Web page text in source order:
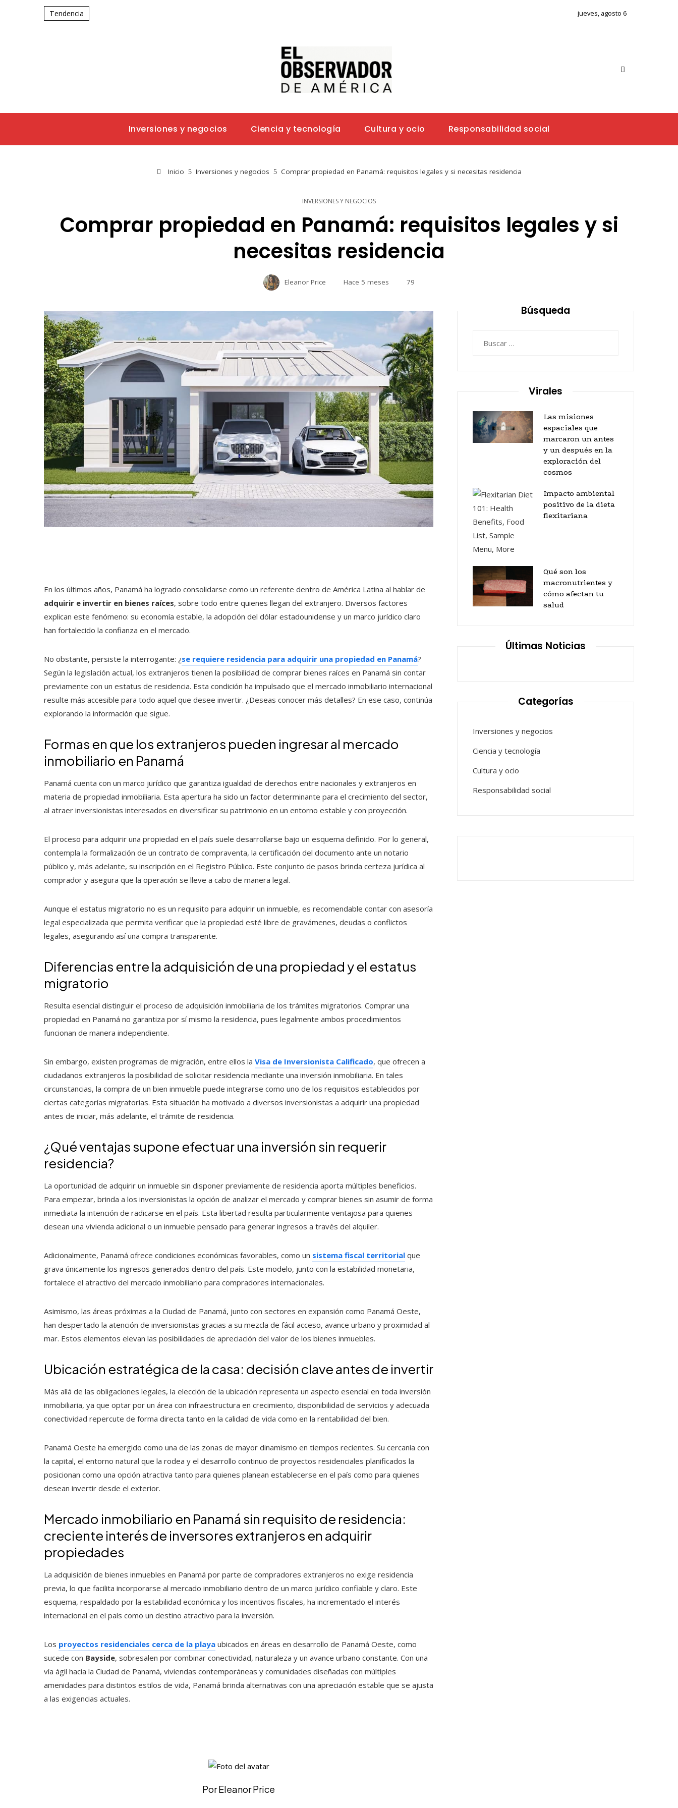
Tendencia jueves, agosto 6
Inversiones y negocios Ciencia y tecnología Cultura y ocio Responsabilidad social
Inicio Inversiones y negocios Comprar propiedad en Panamá: requisitos legales y si necesitas residencia
INVERSIONES Y NEGOCIOS
Comprar propiedad en Panamá: requisitos legales y si
necesitas residencia
Eleanor Price Hace 5 meses 79
En los últimos años, Panamá ha logrado consolidarse como un referente dentro de América Latina al hablar de
adquirir e invertir en bienes raíces, sobre todo entre quienes llegan del extranjero. Diversos factores
explican este fenómeno: su economía estable, la adopción del dólar estadounidense y un marco jurídico claro
han fortalecido la confianza en el mercado.
No obstante, persiste la interrogante: ¿se requiere residencia para adquirir una propiedad en Panamá?
Según la legislación actual, los extranjeros tienen la posibilidad de comprar bienes raíces en Panamá sin contar
previamente con un estatus de residencia. Esta condición ha impulsado que el mercado inmobiliario internacional
resulte más accesible para todo aquel que desee invertir. ¿Deseas conocer más detalles? En ese caso, continúa
explorando la información que sigue.
Formas en que los extranjeros pueden ingresar al mercado
inmobiliario en Panamá
Panamá cuenta con un marco jurídico que garantiza igualdad de derechos entre nacionales y extranjeros en
materia de propiedad inmobiliaria. Esta apertura ha sido un factor determinante para el crecimiento del sector,
al atraer inversionistas interesados en diversificar su patrimonio en un entorno estable y con proyección.
El proceso para adquirir una propiedad en el país suele desarrollarse bajo un esquema definido. Por lo general,
contempla la formalización de un contrato de compraventa, la certificación del documento ante un notario
público y, más adelante, su inscripción en el Registro Público. Este conjunto de pasos brinda certeza jurídica al
comprador y asegura que la operación se lleve a cabo de manera legal.
Aunque el estatus migratorio no es un requisito para adquirir un inmueble, es recomendable contar con asesoría
legal especializada que permita verificar que la propiedad esté libre de gravámenes, deudas o conflictos
legales, asegurando así una compra transparente.
Diferencias entre la adquisición de una propiedad y el estatus
migratorio
Resulta esencial distinguir el proceso de adquisición inmobiliaria de los trámites migratorios. Comprar una
propiedad en Panamá no garantiza por sí mismo la residencia, pues legalmente ambos procedimientos
funcionan de manera independiente.
Sin embargo, existen programas de migración, entre ellos la Visa de Inversionista Calificado, que ofrecen a
ciudadanos extranjeros la posibilidad de solicitar residencia mediante una inversión inmobiliaria. En tales
circunstancias, la compra de un bien inmueble puede integrarse como uno de los requisitos establecidos por
ciertas categorías migratorias. Esta situación ha motivado a diversos inversionistas a adquirir una propiedad
antes de iniciar, más adelante, el trámite de residencia.
¿Qué ventajas supone efectuar una inversión sin requerir
residencia?
La oportunidad de adquirir un inmueble sin disponer previamente de residencia aporta múltiples beneficios.
Para empezar, brinda a los inversionistas la opción de analizar el mercado y comprar bienes sin asumir de forma
inmediata la intención de radicarse en el país. Esta libertad resulta particularmente ventajosa para quienes
desean una vivienda adicional o un inmueble pensado para generar ingresos a través del alquiler.
Adicionalmente, Panamá ofrece condiciones económicas favorables, como un sistema fiscal territorial que
grava únicamente los ingresos generados dentro del país. Este modelo, junto con la estabilidad monetaria,
fortalece el atractivo del mercado inmobiliario para compradores internacionales.
Asimismo, las áreas próximas a la Ciudad de Panamá, junto con sectores en expansión como Panamá Oeste,
han despertado la atención de inversionistas gracias a su mezcla de fácil acceso, avance urbano y proximidad al
mar. Estos elementos elevan las posibilidades de apreciación del valor de los bienes inmuebles.
Ubicación estratégica de la casa: decisión clave antes de invertir
Más allá de las obligaciones legales, la elección de la ubicación representa un aspecto esencial en toda inversión
inmobiliaria, ya que optar por un área con infraestructura en crecimiento, disponibilidad de servicios y adecuada
conectividad repercute de forma directa tanto en la calidad de vida como en la rentabilidad del bien.
Panamá Oeste ha emergido como una de las zonas de mayor dinamismo en tiempos recientes. Su cercanía con
la capital, el entorno natural que la rodea y el desarrollo continuo de proyectos residenciales planificados la
posicionan como una opción atractiva tanto para quienes planean establecerse en el país como para quienes
desean invertir desde el exterior.
Mercado inmobiliario en Panamá sin requisito de residencia:
creciente interés de inversores extranjeros en adquirir
propiedades
La adquisición de bienes inmuebles en Panamá por parte de compradores extranjeros no exige residencia
previa, lo que facilita incorporarse al mercado inmobiliario dentro de un marco jurídico confiable y claro. Este
esquema, respaldado por la estabilidad económica y los incentivos fiscales, ha incrementado el interés
internacional en el país como un destino atractivo para la inversión.
Los proyectos residenciales cerca de la playa ubicados en áreas en desarrollo de Panamá Oeste, como
sucede con Bayside, sobresalen por combinar conectividad, naturaleza y un avance urbano constante. Con una
vía ágil hacia la Ciudad de Panamá, viviendas contemporáneas y comunidades diseñadas con múltiples
amenidades para distintos estilos de vida, Panamá brinda alternativas con una apreciación estable que se ajusta
a las exigencias actuales.
Por Eleanor Price
Búsqueda
Virales
Las misiones
espaciales que
marcaron un antes
y un después en la
exploración del
cosmos
Impacto ambiental
positivo de la dieta
flexitariana
Qué son los
macronutrientes y
cómo afectan tu
salud
Últimas Noticias
Categorías
Inversiones y negocios
Ciencia y tecnología
Cultura y ocio
Responsabilidad social